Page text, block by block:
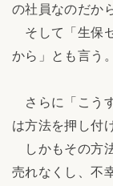
の社員なのだか
そして「生保
から」とも言う。
さらに「こう
は方法を押し付
しかもその方
売れなくし、不